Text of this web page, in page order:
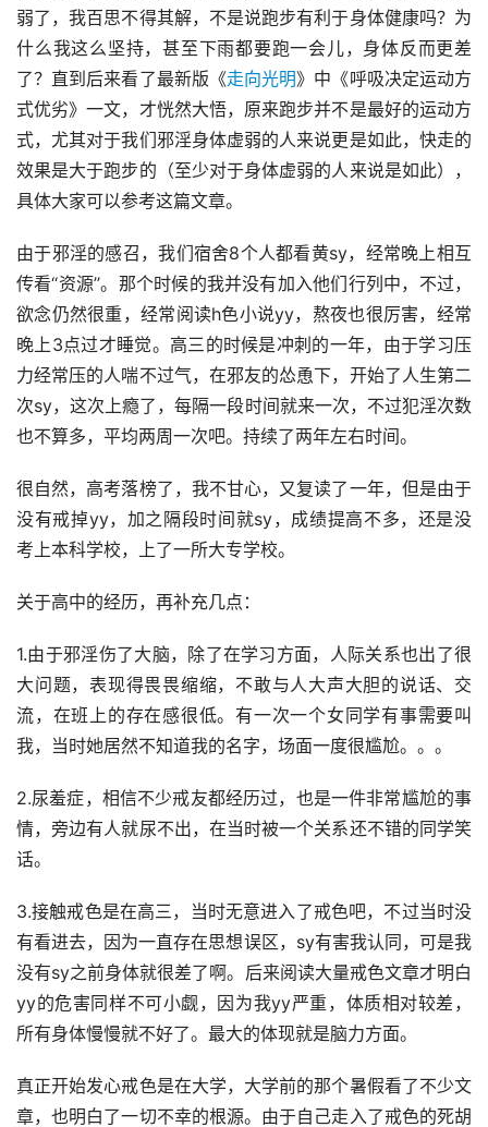
弱了，我百思不得其解，不是说跑步有利于身体健康吗？为
什么我这么坚持，甚至下雨都要跑一会儿，身体反而更差
了？直到后来看了最新版《走向光明》中《呼吸决定运动方
式优劣》一文，才恍然大悟，原来跑步并不是最好的运动方
式，尤其对于我们邪淫身体虚弱的人来说更是如此，快走的
效果是大于跑步的（至少对于身体虚弱的人来说是如此），
具体大家可以参考这篇文章。
由于邪淫的感召，我们宿舍8个人都看黄sy，经常晚上相互
传看‘‘资源’’。那个时候的我并没有加入他们行列中，不过，
欲念仍然很重，经常阅读h色小说yy，熬夜也很厉害，经常
晚上3点过才睡觉。高三的时候是冲刺的一年，由于学习压
力经常压的人喘不过气，在邪友的怂恿下，开始了人生第二
次sy，这次上瘾了，每隔一段时间就来一次，不过犯淫次数
也不算多，平均两周一次吧。持续了两年左右时间。
很自然，高考落榜了，我不甘心，又复读了一年，但是由于
没有戒掉yy，加之隔段时间就sy，成绩提高不多，还是没
考上本科学校，上了一所大专学校。
关于高中的经历，再补充几点：
1.由于邪淫伤了大脑，除了在学习方面，人际关系也出了很
大问题，表现得畏畏缩缩，不敢与人大声大胆的说话、交
流，在班上的存在感很低。有一次一个女同学有事需要叫
我，当时她居然不知道我的名字，场面一度很尴尬。。。
2.尿羞症，相信不少戒友都经历过，也是一件非常尴尬的事
情，旁边有人就尿不出，在当时被一个关系还不错的同学笑
话。
3.接触戒色是在高三，当时无意进入了戒色吧，不过当时没
有看进去，因为一直存在思想误区，sy有害我认同，可是我
没有sy之前身体就很差了啊。后来阅读大量戒色文章才明白
yy的危害同样不可小觑，因为我yy严重，体质相对较差，
所有身体慢慢就不好了。最大的体现就是脑力方面。
真正开始发心戒色是在大学，大学前的那个暑假看了不少文
章，也明白了一切不幸的根源。由于自己走入了戒色的死胡